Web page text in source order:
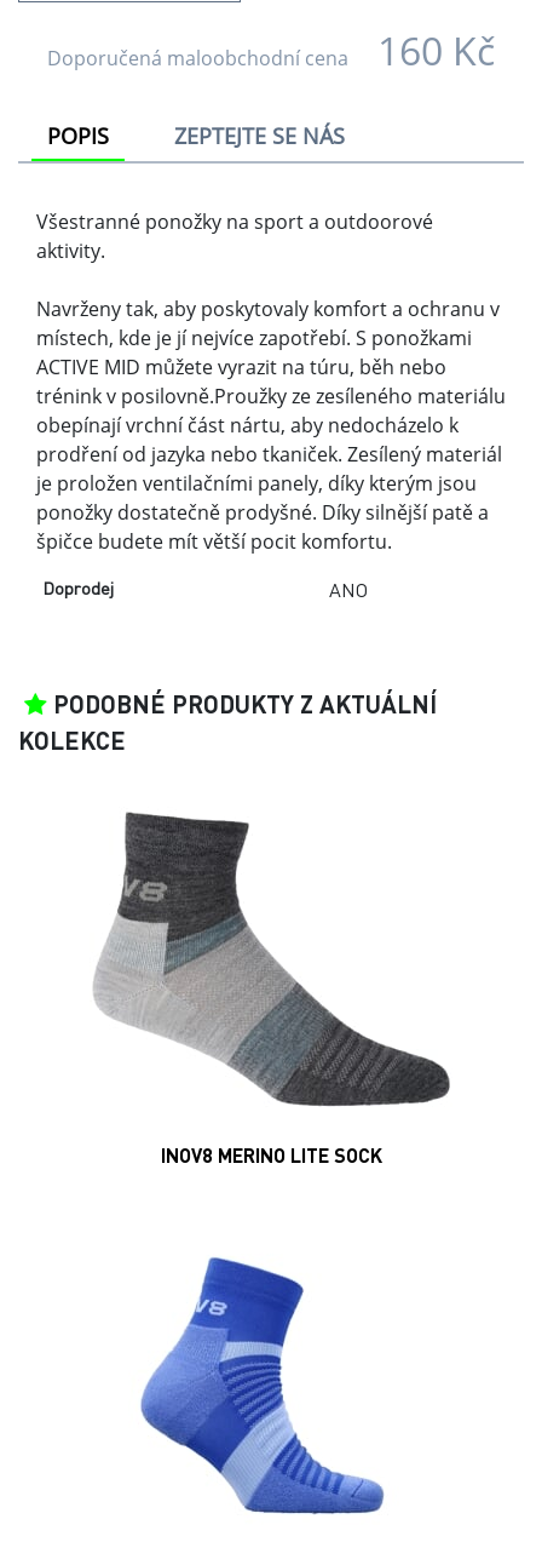
ponožky dostatečně prodyšné. Díky silnější patě a
špičce budete mít větší pocit komfortu.
ANO
PODOBNÉ PRODUKTY Z AKTUÁLNÍ
KOLEKCE
INOV8 MERINO LITE SOCK